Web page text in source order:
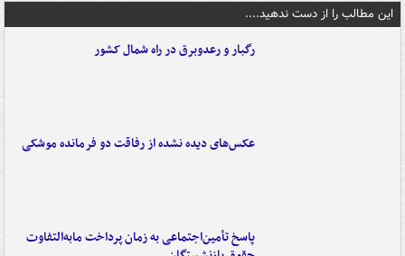
این مطالب را از دست ندهید....
رگبار و رعدوبرق در راه شمال کشور
عکس‌های دیده نشده از رفاقت دو فرمانده‌ موشکی
پاسخ تأمین‌اجتماعی به زمان پرداخت مابه‌التفاوت